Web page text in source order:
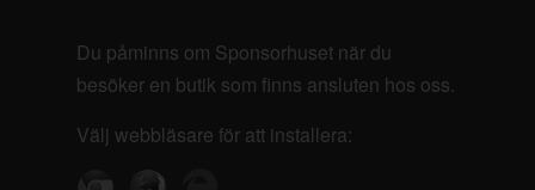
Du påminns om Sponsorhuset när du
besöker en butik som finns ansluten hos oss.
Välj webbläsare för att installera: